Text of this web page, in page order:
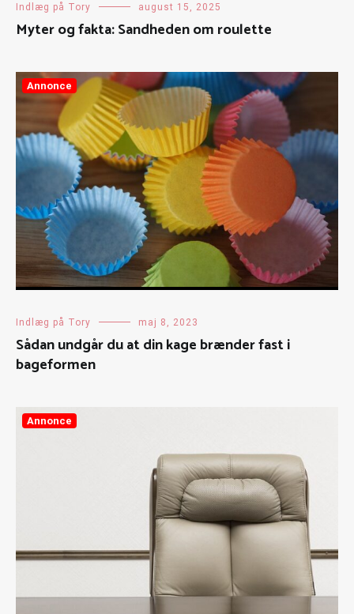
Indlæg på Tory august 15, 2025
Myter og fakta: Sandheden om roulette
Annonce
Indlæg på Tory maj 8, 2023
Sådan undgår du at din kage brænder fast i
bageformen
Annonce